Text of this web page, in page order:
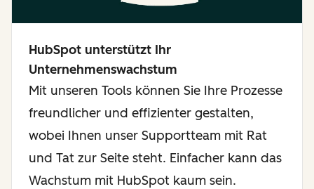
HubSpot unterstützt Ihr
Unternehmenswachstum
Mit unseren Tools können Sie Ihre Prozesse
freundlicher und effizienter gestalten,
wobei Ihnen unser Supportteam mit Rat
und Tat zur Seite steht. Einfacher kann das
Wachstum mit HubSpot kaum sein.